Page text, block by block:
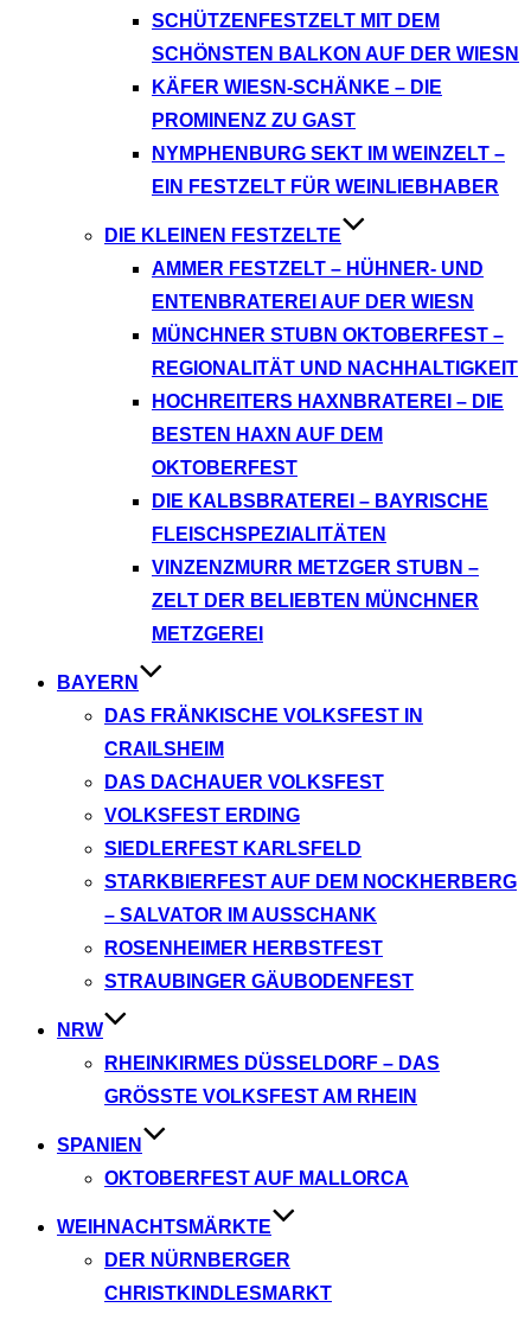
SCHÜTZENFESTZELT MIT DEM
SCHÖNSTEN BALKON AUF DER WIESN
KÄFER WIESN-SCHÄNKE – DIE
PROMINENZ ZU GAST
NYMPHENBURG SEKT IM WEINZELT –
EIN FESTZELT FÜR WEINLIEBHABER
DIE KLEINEN FESTZELTE
AMMER FESTZELT – HÜHNER- UND
ENTENBRATEREI AUF DER WIESN
MÜNCHNER STUBN OKTOBERFEST –
REGIONALITÄT UND NACHHALTIGKEIT
HOCHREITERS HAXNBRATEREI – DIE
BESTEN HAXN AUF DEM
OKTOBERFEST
DIE KALBSBRATEREI – BAYRISCHE
FLEISCHSPEZIALITÄTEN
VINZENZMURR METZGER STUBN –
ZELT DER BELIEBTEN MÜNCHNER
METZGEREI
BAYERN
DAS FRÄNKISCHE VOLKSFEST IN
CRAILSHEIM
DAS DACHAUER VOLKSFEST
VOLKSFEST ERDING
SIEDLERFEST KARLSFELD
STARKBIERFEST AUF DEM NOCKHERBERG
– SALVATOR IM AUSSCHANK
ROSENHEIMER HERBSTFEST
STRAUBINGER GÄUBODENFEST
NRW
RHEINKIRMES DÜSSELDORF – DAS
GRÖSSTE VOLKSFEST AM RHEIN
SPANIEN
OKTOBERFEST AUF MALLORCA
WEIHNACHTSMÄRKTE
DER NÜRNBERGER
CHRISTKINDLESMARKT